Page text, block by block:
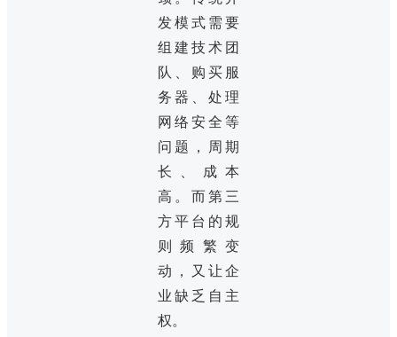
发模式需要
组建技术团
队、购买服
务器、处理
网络安全等
问题，周期
长、成本
高。而第三
方平台的规
则频繁变
动，又让企
业缺乏自主
权。